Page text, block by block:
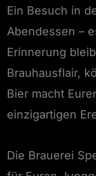
Ein Besuch in
Abendessen –
Erinnerung
Brauhausflair,
Bier macht
einzigartigen
Die Brauerei